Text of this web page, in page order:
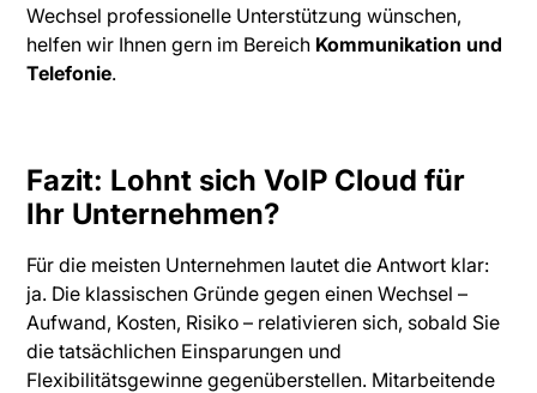
Wechsel professionelle Unterstützung wünschen,
helfen wir Ihnen gern im Bereich Kommunikation und
Telefonie.
Fazit: Lohnt sich VoIP Cloud für
Ihr Unternehmen?
Für die meisten Unternehmen lautet die Antwort klar:
ja. Die klassischen Gründe gegen einen Wechsel –
Aufwand, Kosten, Risiko – relativieren sich, sobald Sie
die tatsächlichen Einsparungen und
Flexibilitätsgewinne gegenüberstellen. Mitarbeitende